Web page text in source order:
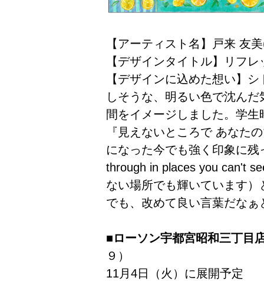
【アーティスト名】戸来 友
【デザインタイトル】リフ
【デザインに込めた想い】
しそうな、明るい色で沈ん
間をイメージしました。学
『見えないところで あなた
になった今でも強く印象に
through in places you can't
ない場所でも輝いています
でも、改めて良い言葉だな
■ローソン宇都宮昭和三丁目
９）
11月4日（火）に展開予定